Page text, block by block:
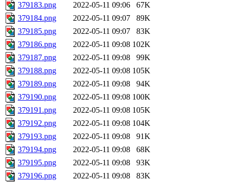
379183.png
2022-05-11 09:06
67K
379184.png
2022-05-11 09:07
89K
379185.png
2022-05-11 09:07
83K
379186.png
2022-05-11 09:08 102K
379187.png
2022-05-11 09:08
99K
379188.png
2022-05-11 09:08 105K
379189.png
2022-05-11 09:08
94K
379190.png
2022-05-11 09:08 100K
379191.png
2022-05-11 09:08 105K
379192.png
2022-05-11 09:08 104K
379193.png
2022-05-11 09:08
91K
379194.png
2022-05-11 09:08
68K
379195.png
2022-05-11 09:08
93K
379196.png
2022-05-11 09:08
83K